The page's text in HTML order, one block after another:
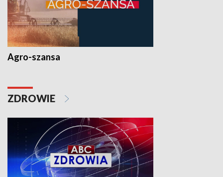
Agro-szansa
ZDROWIE